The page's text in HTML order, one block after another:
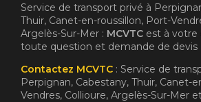
Service de transport privé à
Thuir, Canet-en-roussillon, Port-
Argelès-Sur-Mer : MCVTC est à votre
toute question et demande de devis
Contactez MCVTC : Service de
Perpignan, Cabestany, Thuir, Canet-
Vendres, Collioure, Argelès-Sur-Mer